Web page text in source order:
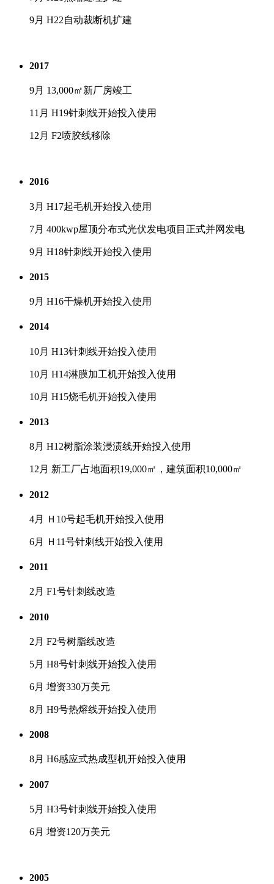
9月 H22自动裁断机扩建
2017
9月 13,000㎡新厂房竣工
11月 H19针刺线开始投入使用
12月 F2喷胶线移除
2016
3月 H17起毛机开始投入使用
7月 400kwp屋顶分布式光伏发电项目正式并网发电
9月 H18针刺线开始投入使用
2015
9月 H16干燥机开始投入使用
2014
10月 H13针刺线开始投入使用
10月 H14淋膜加工机开始投入使用
10月 H15烧毛机开始投入使用
2013
8月 H12树脂涂装浸渍线开始投入使用
12月 新工厂占地面积19,000㎡，建筑面积10,000㎡
2012
4月 Ｈ10号起毛机开始投入使用
6月 Ｈ11号针刺线开始投入使用
2011
2月 F1号针刺线改造
2010
2月 F2号树脂线改造
5月 H8号针刺线开始投入使用
6月 增资330万美元
8月 H9号热熔线开始投入使用
2008
8月 H6感应式热成型机开始投入使用
2007
5月 H3号针刺线开始投入使用
6月 增资120万美元
2005